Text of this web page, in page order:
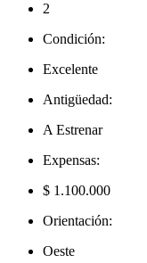
2
Condición:
Excelente
Antigüedad:
A Estrenar
Expensas:
$ 1.100.000
Orientación:
Oeste